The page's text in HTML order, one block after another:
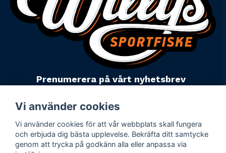
Prenumerera på vårt nyhetsbrev
Powered by Nyehandel AB
Vi använder cookies
Vi använder cookies för att vår webbplats skall fungera
och erbjuda dig bästa upplevelse. Bekräfta ditt samtycke
genom att trycka på godkänn alla eller anpassa via